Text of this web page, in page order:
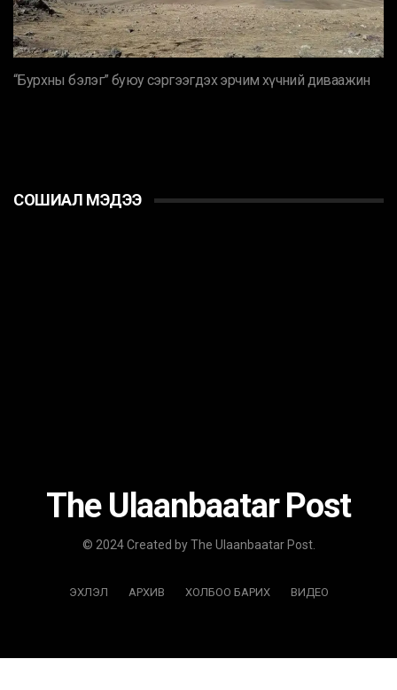
“Бурхны бэлэг” буюу сэргээгдэх эрчим хүчний диваажин
СОШИАЛ МЭДЭЭ
The Ulaanbaatar Post
© 2024 Created by The Ulaanbaatar Post.
ЭХЛЭЛ АРХИВ ХОЛБОО БАРИХ ВИДЕО